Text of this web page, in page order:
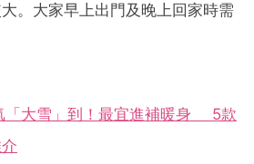
。大家早上出門及晚上回家時需
「大雪」到！最宜進補暖身 5款